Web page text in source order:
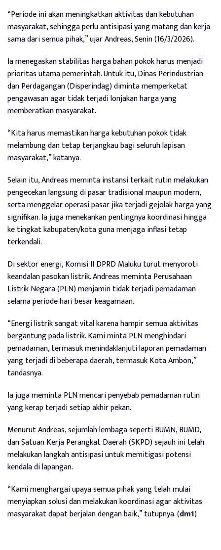
“Periode ini akan meningkatkan aktivitas dan kebutuhan
masyarakat, sehingga perlu antisipasi yang matang dan kerja
sama dari semua pihak,” ujar Andreas, Senin (16/3/2026).
Ia menegaskan stabilitas harga bahan pokok harus menjadi
prioritas utama pemerintah. Untuk itu, Dinas Perindustrian
dan Perdagangan (Disperindag) diminta memperketat
pengawasan agar tidak terjadi lonjakan harga yang
memberatkan masyarakat.
“Kita harus memastikan harga kebutuhan pokok tidak
melambung dan tetap terjangkau bagi seluruh lapisan
masyarakat,” katanya.
Selain itu, Andreas meminta instansi terkait rutin melakukan
pengecekan langsung di pasar tradisional maupun modern,
serta menggelar operasi pasar jika terjadi gejolak harga yang
signifikan. Ia juga menekankan pentingnya koordinasi hingga
ke tingkat kabupaten/kota guna menjaga inflasi tetap
terkendali.
Di sektor energi, Komisi II DPRD Maluku turut menyoroti
keandalan pasokan listrik. Andreas meminta Perusahaan
Listrik Negara (PLN) menjamin tidak terjadi pemadaman
selama periode hari besar keagamaan.
“Energi listrik sangat vital karena hampir semua aktivitas
bergantung pada listrik. Kami minta PLN menghindari
pemadaman, termasuk menindaklanjuti laporan pemadaman
yang terjadi di beberapa daerah, termasuk Kota Ambon,”
tandasnya.
Ia juga meminta PLN mencari penyebab pemadaman rutin
yang kerap terjadi setiap akhir pekan.
Menurut Andreas, sejumlah lembaga seperti BUMN, BUMD,
dan Satuan Kerja Perangkat Daerah (SKPD) sejauh ini telah
melakukan langkah antisipasi untuk memitigasi potensi
kendala di lapangan.
“Kami menghargai upaya semua pihak yang telah mulai
menyiapkan solusi dan melakukan koordinasi agar aktivitas
masyarakat dapat berjalan dengan baik,” tutupnya. (dm1)